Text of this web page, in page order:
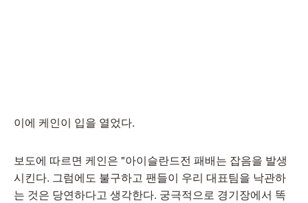
이에 케인이 입을 열었다.
보도에 따르면 케인은 "아이슬란드전 패배는 잡음을 발생
시킨다. 그럼에도 불구하고 팬들이 우리 대표팀을 낙관하
는 것은 당연하다고 생각한다. 궁극적으로 경기장에서 똑